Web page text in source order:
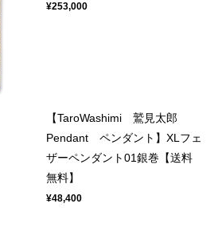
¥253,000
【TaroWashimi 鷲見太郎
Pendant ペンダント】XLフェ
ザーペンダント01銀巻【送料
無料】
¥48,400